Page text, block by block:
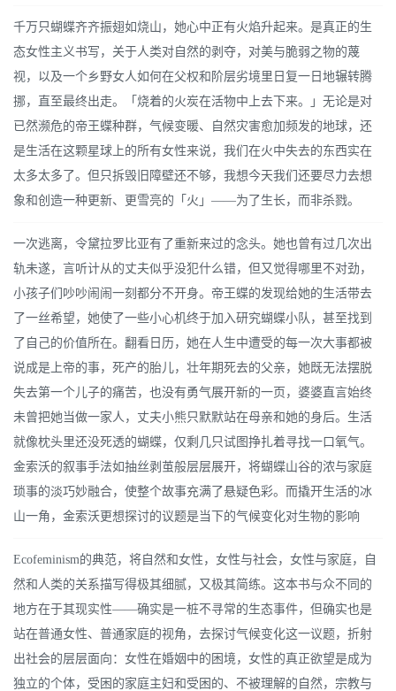
千万只蝴蝶齐齐振翅如烧山，她心中正有火焰升起来。是真正的生
态女性主义书写，关于人类对自然的剥夺，对美与脆弱之物的蔑
视，以及一个乡野女人如何在父权和阶层劣境里日复一日地辗转腾
挪，直至最终出走。「烧着的火炭在活物中上去下来。」无论是对
已然濒危的帝王蝶种群，气候变暖、自然灾害愈加频发的地球，还
是生活在这颗星球上的所有女性来说，我们在火中失去的东西实在
太多太多了。但只拆毁旧障壁还不够，我想今天我们还要尽力去想
象和创造一种更新、更雪亮的「火」——为了生长，而非杀戮。
一次逃离，令黛拉罗比亚有了重新来过的念头。她也曾有过几次出
轨未遂，言听计从的丈夫似乎没犯什么错，但又觉得哪里不对劲，
小孩子们吵吵闹闹一刻都分不开身。帝王蝶的发现给她的生活带去
了一丝希望，她使了一些小心机终于加入研究蝴蝶小队，甚至找到
了自己的价值所在。翻看日历，她在人生中遭受的每一次大事都被
说成是上帝的事，死产的胎儿，壮年期死去的父亲，她既无法摆脱
失去第一个儿子的痛苦，也没有勇气展开新的一页，婆婆直言始终
未曾把她当做一家人，丈夫小熊只默默站在母亲和她的身后。生活
就像枕头里还没死透的蝴蝶，仅剩几只试图挣扎着寻找一口氧气。
金索沃的叙事手法如抽丝剥茧般层层展开，将蝴蝶山谷的浓与家庭
琐事的淡巧妙融合，使整个故事充满了悬疑色彩。而撬开生活的冰
山一角，金索沃更想探讨的议题是当下的气候变化对生物的影响
Ecofeminism的典范，将自然和女性，女性与社会，女性与家庭，自
然和人类的关系描写得极其细腻，又极其简练。这本书与众不同的
地方在于其现实性——确实是一桩不寻常的生态事件，但确实也是
站在普通女性、普通家庭的视角，去探讨气候变化这一议题，折射
出社会的层层面向：女性在婚姻中的困境，女性的真正欲望是成为
独立的个体，受困的家庭主妇和受困的、不被理解的自然，宗教与